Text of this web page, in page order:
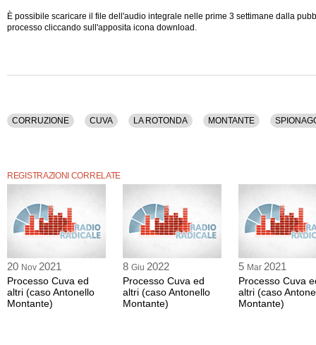
È possibile scaricare il file dell'audio integrale nelle prime 3 settimane dalla
processo cliccando sull'apposita icona download.
CORRUZIONE CUVA LA ROTONDA MONTANTE
REGISTRAZIONI CORRELATE
20 Nov 2021
Processo Cuva ed
altri (caso Antonello
Montante)
8 Giu 2022
Processo Cuva ed
altri (caso Antonello
Montante)
5 Mar 2021
Processo Cuva
altri (caso
Montante)